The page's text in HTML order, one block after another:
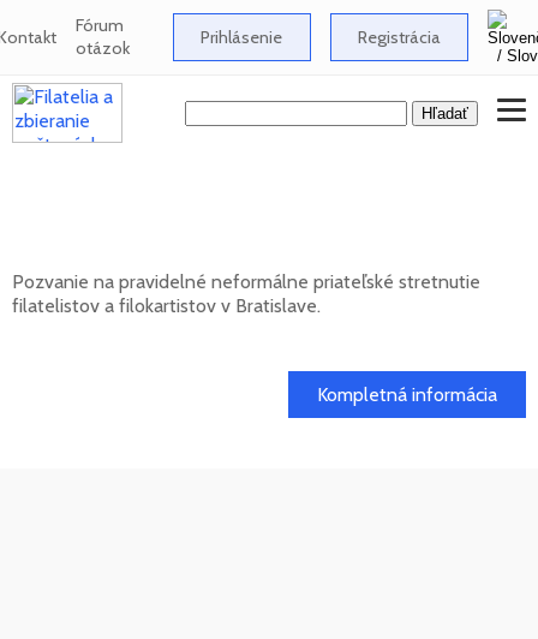
Fórum
otázok Prihlásenie Registrácia
Pozvanie na pravidelné neformálne priateľské stretnutie
filatelistov a filokartistov v Bratislave.
Kompletná informácia